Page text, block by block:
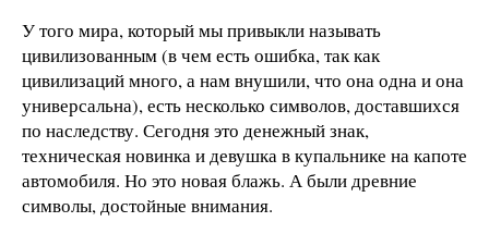
У того мира, который мы привыкли называть
цивилизованным (в чем есть ошибка, так как
цивилизаций много, а нам внушили, что она одна и она
универсальна), есть несколько символов, доставшихся
по наследству. Сегодня это денежный знак,
техническая новинка и девушка в купальнике на капоте
автомобиля. Но это новая блажь. А были древние
символы, достойные внимания.